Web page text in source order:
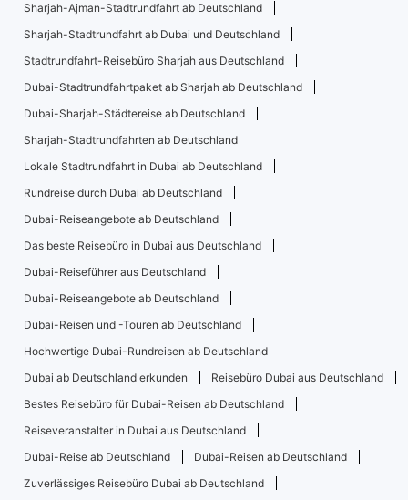
Sharjah-Ajman-Stadtrundfahrt ab Deutschland
Sharjah-Stadtrundfahrt ab Dubai und Deutschland
Stadtrundfahrt-Reisebüro Sharjah aus Deutschland
Dubai-Stadtrundfahrtpaket ab Sharjah ab Deutschland
Dubai-Sharjah-Städtereise ab Deutschland
Sharjah-Stadtrundfahrten ab Deutschland
Lokale Stadtrundfahrt in Dubai ab Deutschland
Rundreise durch Dubai ab Deutschland
Dubai-Reiseangebote ab Deutschland
Das beste Reisebüro in Dubai aus Deutschland
Dubai-Reiseführer aus Deutschland
Dubai-Reiseangebote ab Deutschland
Dubai-Reisen und -Touren ab Deutschland
Hochwertige Dubai-Rundreisen ab Deutschland
Dubai ab Deutschland erkunden
Reisebüro Dubai aus Deutschland
Bestes Reisebüro für Dubai-Reisen ab Deutschland
Reiseveranstalter in Dubai aus Deutschland
Dubai-Reise ab Deutschland
Dubai-Reisen ab Deutschland
Zuverlässiges Reisebüro Dubai ab Deutschland